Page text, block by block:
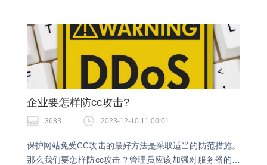
企业要怎样防cc攻击?
3683 2023-12-10 11:00:01
保护网站免受CC攻击的最好方法是采取适当的防范措施。
那么我们要怎样防cc攻击？管理员应该加强对服务器的硬